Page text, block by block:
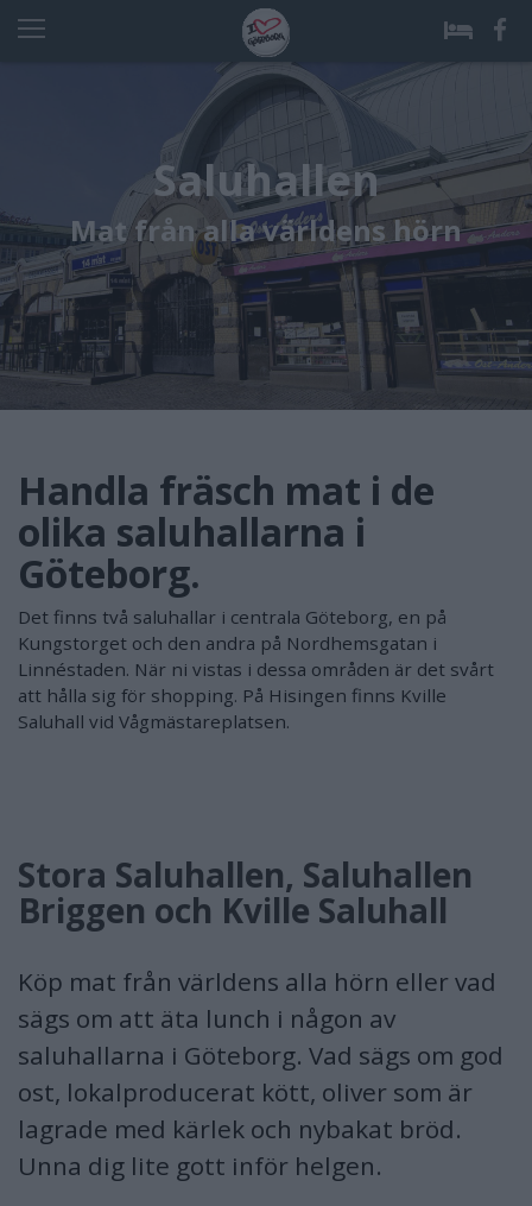
Saluhallen
Mat från alla världens hörn
Handla fräsch mat i de
olika saluhallarna i
Göteborg.
Det finns två saluhallar i centrala Göteborg, en på
Kungstorget och den andra på Nordhemsgatan i
Linnéstaden. När ni vistas i dessa områden är det svårt
att hålla sig för shopping. På Hisingen finns Kville
Saluhall vid Vågmästareplatsen.
Stora Saluhallen, Saluhallen
Briggen och Kville Saluhall
Köp mat från världens alla hörn eller vad
sägs om att äta lunch i någon av
saluhallarna i Göteborg. Vad sägs om god
ost, lokalproducerat kött, oliver som är
lagrade med kärlek och nybakat bröd.
Unna dig lite gott inför helgen.